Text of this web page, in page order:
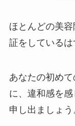
ほとんどの美
証をしているは
あなたの初め
に、違和感を
申し出ましょう